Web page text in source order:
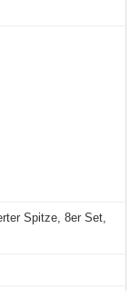
Spitze, 8er Set,